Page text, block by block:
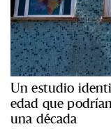
Un estudio
edad que
una década